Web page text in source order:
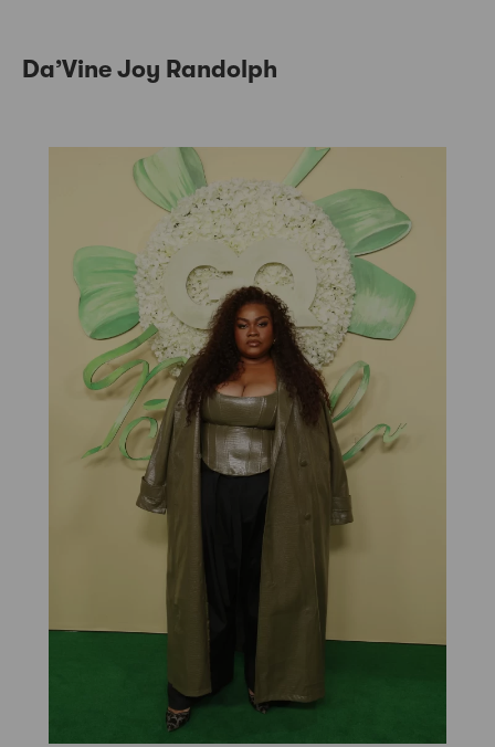
Da’Vine Joy Randolph